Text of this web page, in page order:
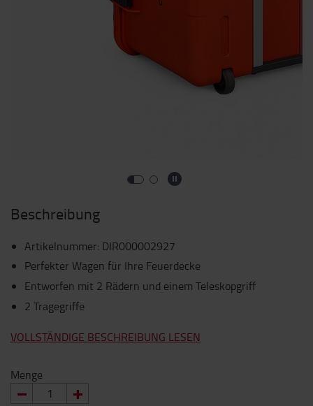
Beschreibung
Artikelnummer: DIR000002927
Perfekter Wagen für Ihre Feuerdecke
Entworfen mit 2 Rädern und einem Teleskopgriff
2 Tragegriffe
VOLLSTÄNDIGE BESCHREIBUNG LESEN
Menge